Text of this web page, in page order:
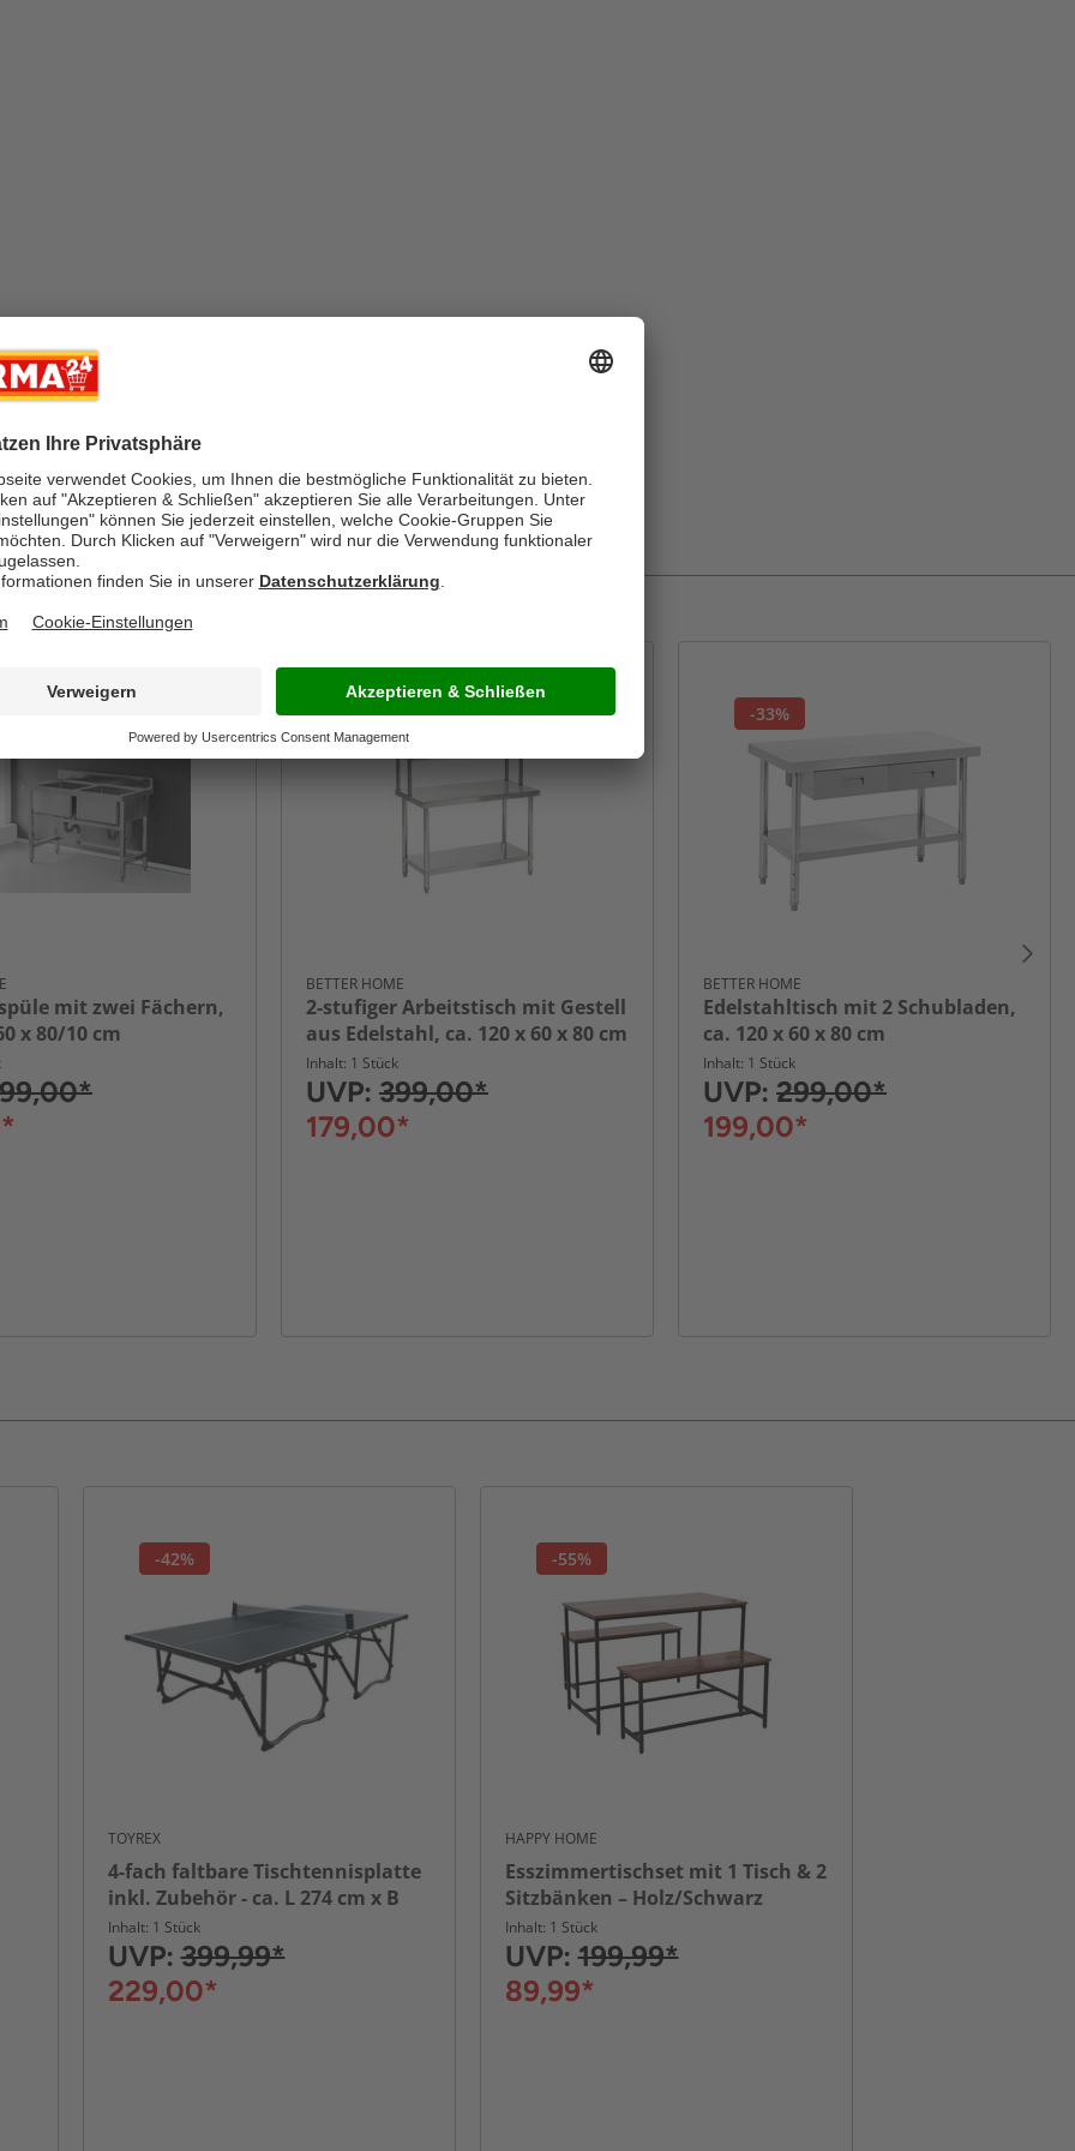
Campingküche,
mit Abtropffläche,
Essspüle,
mit zwei Fächern,
x 80/10 cm
-55%
BETTER HOME
2-stufiger Arbeitstisch mit Gestell
aus Edelstahl, ca. 120 x 60 x 80 cm
Inhalt: 1 Stück
UVP: 399,00*
179,00*
-33%
BETTER HOME
Edelstahltisch mit 2 Schubladen,
ca. 120 x 60 x 80 cm
Inhalt: 1 Stück
UVP: 299,00*
199,00*
-42%
TOYREX
4-fach faltbare Tischtennisplatte
inkl. Zubehör - ca. L 274 cm x B
152,5 cm x H 76 cm
Inhalt: 1 Stück
UVP:399,99*
229,00*
-55%
HAPPY HOME
Esszimmertischset mit 1 Tisch & 2
Sitzbänken – Holz/Schwarz
Inhalt: 1 Stück
UVP:199,99*
89,99*